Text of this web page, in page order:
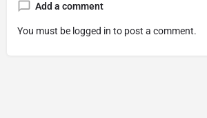
Add a comment
You must be logged in to post a comment.